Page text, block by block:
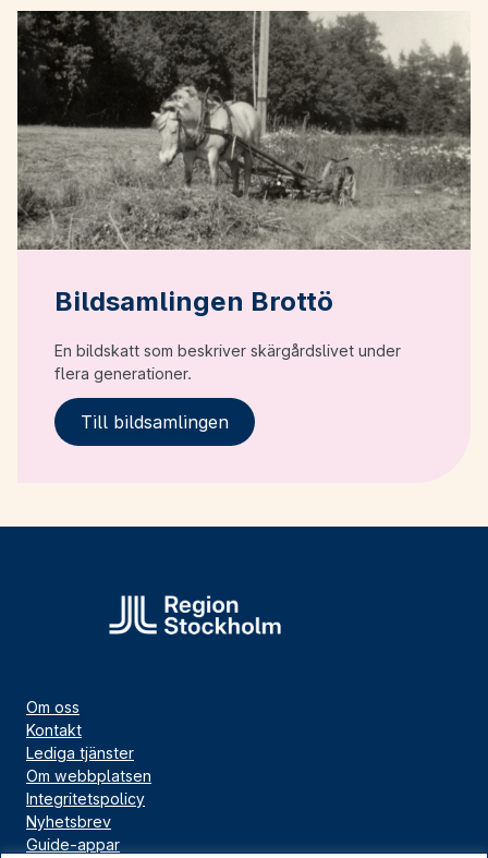
Bildsamlingen Brottö
En bildskatt som beskriver skärgårdslivet under
flera generationer.
Till bildsamlingen
Om oss
Kontakt
Lediga tjänster
Om webbplatsen
Integritetspolicy
Nyhetsbrev
Guide-appar